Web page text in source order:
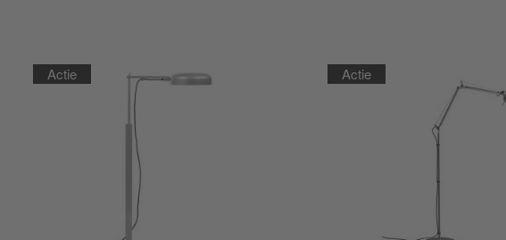
Actie Actie